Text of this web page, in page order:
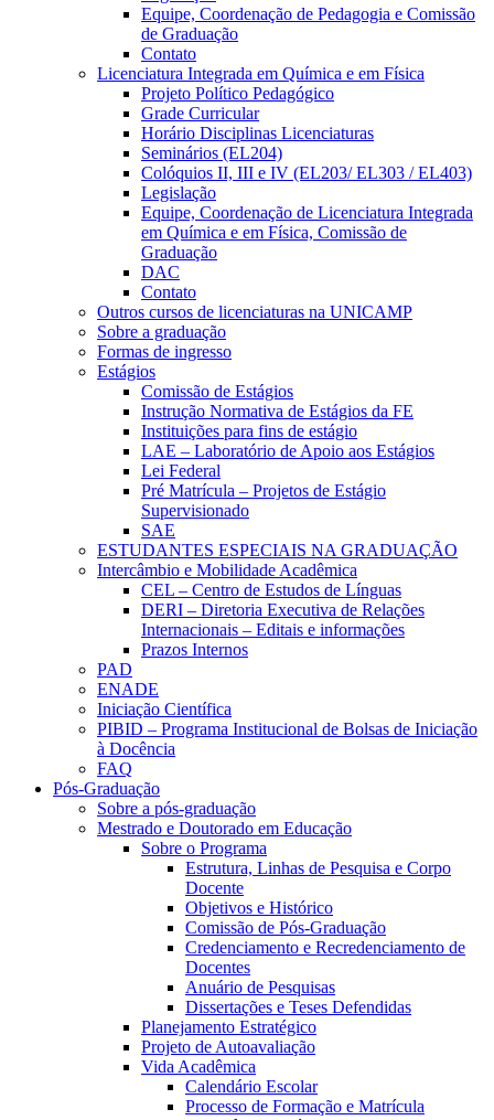
Equipe, Coordenação de Pedagogia e Comissão
de Graduação
Contato
Licenciatura Integrada em Química e em Física
Projeto Político Pedagógico
Grade Curricular
Horário Disciplinas Licenciaturas
Seminários (EL204)
Colóquios II, III e IV (EL203/ EL303 / EL403)
Legislação
Equipe, Coordenação de Licenciatura Integrada
em Química e em Física, Comissão de
Graduação
DAC
Contato
Outros cursos de licenciaturas na UNICAMP
Sobre a graduação
Formas de ingresso
Estágios
Comissão de Estágios
Instrução Normativa de Estágios da FE
Instituições para fins de estágio
LAE – Laboratório de Apoio aos Estágios
Lei Federal
Pré Matrícula – Projetos de Estágio
Supervisionado
SAE
ESTUDANTES ESPECIAIS NA GRADUAÇÃO
Intercâmbio e Mobilidade Acadêmica
CEL – Centro de Estudos de Línguas
DERI – Diretoria Executiva de Relações
Internacionais – Editais e informações
Prazos Internos
PAD
ENADE
Iniciação Científica
PIBID – Programa Institucional de Bolsas de Iniciação
à Docência
FAQ
Pós-Graduação
Sobre a pós-graduação
Mestrado e Doutorado em Educação
Sobre o Programa
Estrutura, Linhas de Pesquisa e Corpo
Docente
Objetivos e Histórico
Comissão de Pós-Graduação
Credenciamento e Recredenciamento de
Docentes
Anuário de Pesquisas
Dissertações e Teses Defendidas
Planejamento Estratégico
Projeto de Autoavaliação
Vida Acadêmica
Calendário Escolar
Processo de Formação e Matrícula